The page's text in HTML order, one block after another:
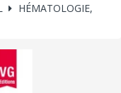
HÉMATOLOGIE,